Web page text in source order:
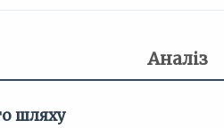
Аналіз
шляху